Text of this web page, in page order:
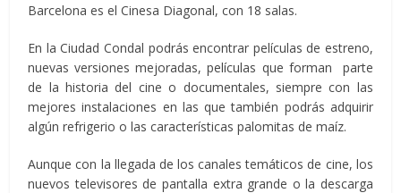
Barcelona es el Cinesa Diagonal, con 18 salas.
En la Ciudad Condal podrás encontrar películas de estreno,
nuevas versiones mejoradas, películas que forman parte
de la historia del cine o documentales, siempre con las
mejores instalaciones en las que también podrás adquirir
algún refrigerio o las características palomitas de maíz.
Aunque con la llegada de los canales temáticos de cine, los
nuevos televisores de pantalla extra grande o la descarga